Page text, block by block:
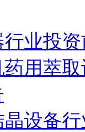
行业投
药用萃
晶设备